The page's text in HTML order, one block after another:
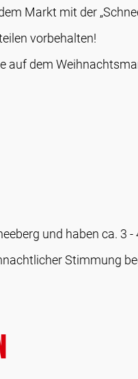
Markt mit der
vorbehalten!
auf dem
und haben ca. 3 -
Stimmung